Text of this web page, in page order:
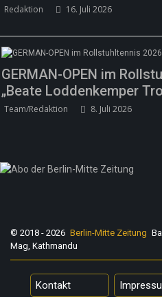
Redaktion 16. Juli 2026
GERMAN-OPEN im
„Beate Loddenkemper
Team/Redaktion 8. Juli 2026
© 2018 - 2026 Berlin-Mitte Zeitung
Mag, Kathmandu
Kontakt